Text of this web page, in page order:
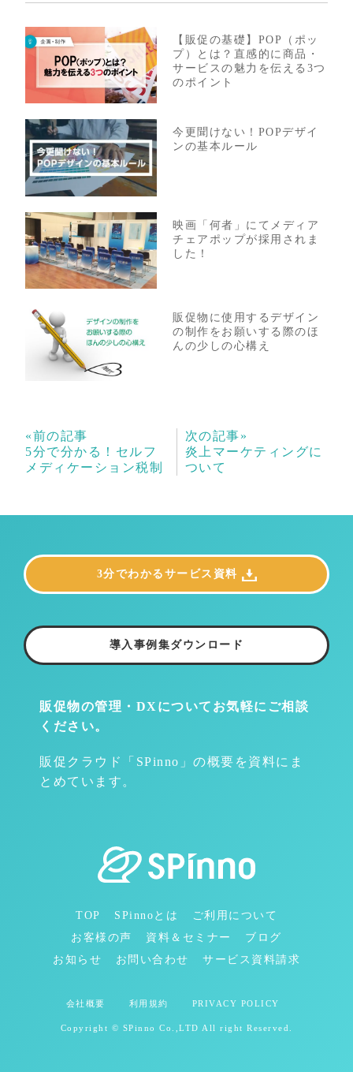
【販促の基礎】POP（ポッ
プ）とは？直感的に商品・
サービスの魅力を伝える3つ
のポイント
今更聞けない！POPデザイ
ンの基本ルール
映画「何者」にてメディア
チェアポップが採用されま
した！
販促物に使用するデザイン
の制作をお願いする際のほ
んの少しの心構え
«前の記事
5分で分かる！セルフ
メディケーション税制
次の記事»
炎上マーケティングに
ついて
販促物の管理・DXについて お気軽にご相談
ください。
販促クラウド「SPinno」の概要を資料にま
とめています。
3分でわかるサービス資料
導入事例集ダウンロード
TOP SPinnoとは
ご利用について
お客様の声
資料＆セミナー
ブログ
お知らせ
お問い合わせ サービス資料請求
会社概要 利用規約 PRIVACY POLICY
Copyright © SPinno Co.,LTD All right Reserved.